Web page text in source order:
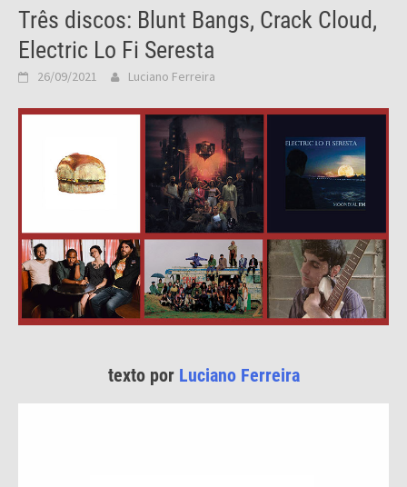
Três discos: Blunt Bangs, Crack Cloud,
Electric Lo Fi Seresta
26/09/2021 Luciano Ferreira
texto por Luciano Ferreira